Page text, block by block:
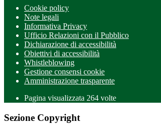
Cookie policy
Note legali
Informativa Privacy
Ufficio Relazioni con il Pubblico
Dichiarazione di accessibilità
Obiettivi di accessibilità
Whistleblowing
Gestione consensi cookie
Amministrazione trasparente
Pagina visualizzata 264 volte
Sezione Copyright